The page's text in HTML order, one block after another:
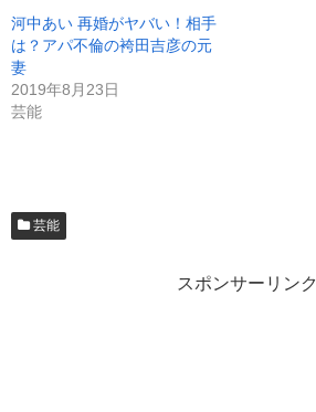
河中あい 再婚がヤバい！相手
は？アパ不倫の袴田吉彦の元
妻
2019年8月23日
芸能
芸能
スポンサーリンク